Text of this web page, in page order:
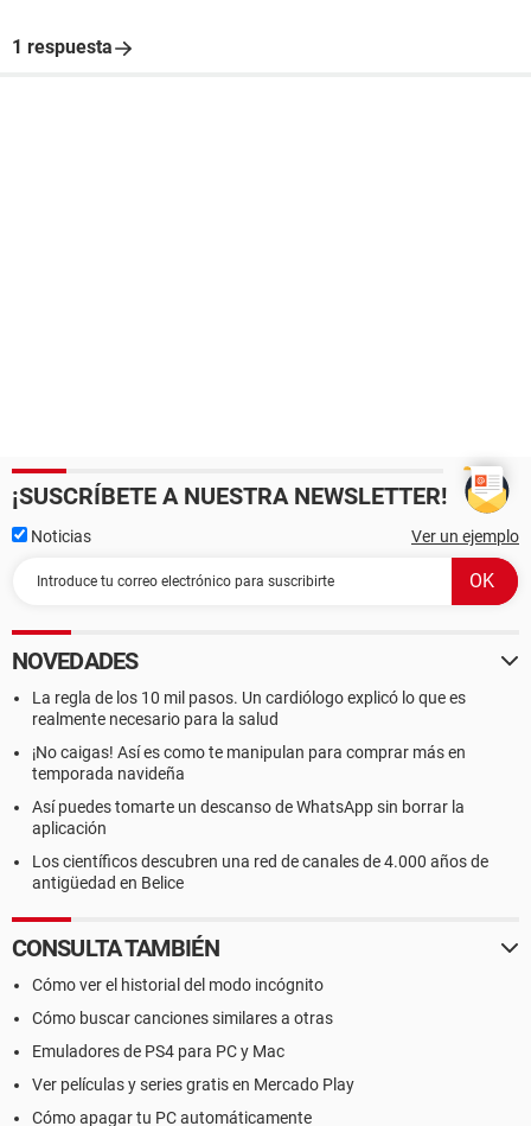
1 respuesta
¡SUSCRÍBETE A NUESTRA NEWSLETTER!
Noticias Ver un ejemplo
NOVEDADES
La regla de los 10 mil pasos. Un cardiólogo explicó lo que es
realmente necesario para la salud
¡No caigas! Así es como te manipulan para comprar más en
temporada navideña
Así puedes tomarte un descanso de WhatsApp sin borrar la
aplicación
Los científicos descubren una red de canales de 4.000 años de
antigüedad en Belice
CONSULTA TAMBIÉN
Cómo ver el historial del modo incógnito
Cómo buscar canciones similares a otras
Emuladores de PS4 para PC y Mac
Ver películas y series gratis en Mercado Play
Cómo apagar tu PC automáticamente